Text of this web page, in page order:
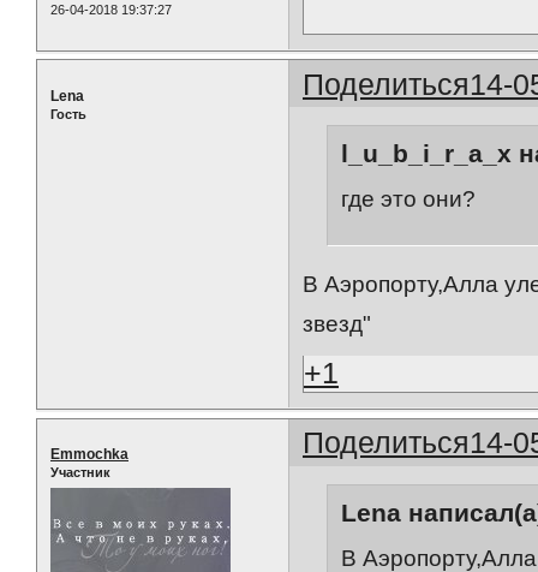
26-04-2018 19:37:27
Поделиться14-
Lena
Гость
l_u_b_i_r_a_x
где это они?
В Аэропорту,Алла
звезд"
+1
Поделиться14-
Emmochka
Участник
Lena
В